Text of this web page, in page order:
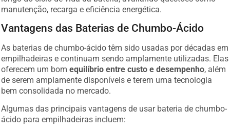
manutenção, recarga e eficiência energética.
Vantagens das Baterias de Chumbo-Ácido
As baterias de chumbo-ácido têm sido usadas por décadas em
empilhadeiras e continuam sendo amplamente utilizadas. Elas
oferecem um bomequilíbrio entre custo e desempenho, além
de serem amplamente disponíveis e terem uma tecnologia
bem consolidada no mercado.
Algumas das principais vantagens de usar bateria de chumbo-
ácido para empilhadeiras incluem: